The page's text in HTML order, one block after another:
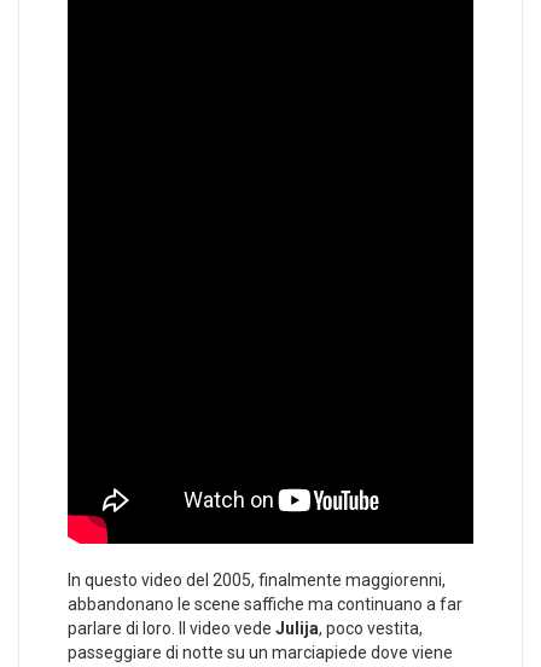
In questo video del 2005, finalmente maggiorenni,
abbandonano le scene saffiche ma continuano a far
parlare di loro. Il video vede Julija, poco vestita,
passeggiare di notte su un marciapiede dove viene